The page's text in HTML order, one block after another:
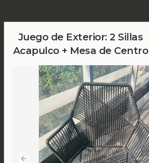
Juego de Exterior: 2 Sillas
Acapulco + Mesa de Centro